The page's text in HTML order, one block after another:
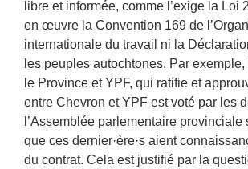
libre et informée, comme l’exige la Loi
en œuvre la Convention 169 de
internationale du travail ni la
les peuples autochtones. Par exemple,
le Province et YPF, qui ratifie et
entre Chevron et YPF est voté par les
l’Assemblée parlementaire provinciale
que ces dernier·ère·s aient
du contrat. Cela est justifié par la